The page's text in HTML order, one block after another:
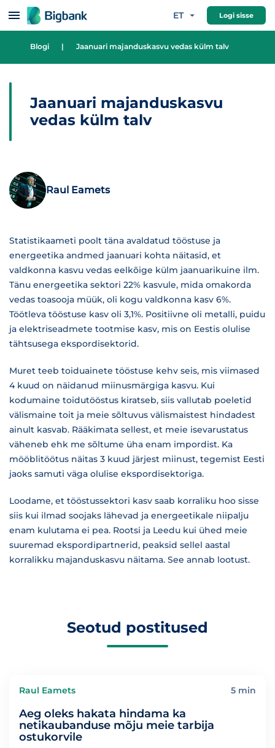
Hüppa sisu juurde ET Logi sisse
Blogi | Jaanuari majanduskasvu vedas külm talv
Jaanuari majanduskasvu
vedas külm talv
Raul Eamets
Statistikaameti poolt täna avaldatud tööstuse ja
energeetika andmed jaanuari kohta näitasid, et
valdkonna kasvu vedas eelkõige külm jaanuarikuine ilm.
Tänu energeetika sektori 22% kasvule, mida omakorda
vedas toasooja müük, oli kogu valdkonna kasv 6%.
Töötleva tööstuse kasv oli 3,1%. Positiivne oli metalli, puidu
ja elektriseadmete tootmise kasv, mis on Eestis olulise
tähtsusega ekspordisektorid.
Muret teeb toiduainete tööstuse kehv seis, mis viimased
4 kuud on näidanud miinusmärgiga kasvu. Kui
kodumaine toidutööstus kiratseb, siis vallutab poeletid
välismaine toit ja meie sõltuvus välismaistest hindadest
ainult kasvab. Rääkimata sellest, et meie isevarustatus
väheneb ehk me sõltume üha enam impordist. Ka
mööblitöötus näitas 3 kuud järjest miinust, tegemist Eesti
jaoks samuti väga olulise ekspordisektoriga.
Loodame, et tööstussektori kasv saab korraliku hoo sisse
siis kui ilmad soojaks lähevad ja energeetikale niipalju
enam kulutama ei pea. Rootsi ja Leedu kui ühed meie
suuremad ekspordipartnerid, peaksid sellel aastal
korralikku majanduskasvu näitama. See annab lootust.
Seotud postitused
Raul Eamets 5 min
Aeg oleks hakata hindama ka
netikaubanduse mõju meie tarbija
ostukorvile